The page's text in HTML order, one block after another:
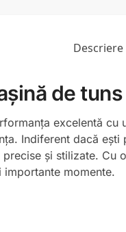
Descriere
de
excelentă
Indiferent dacă
și stilizate.
momente.